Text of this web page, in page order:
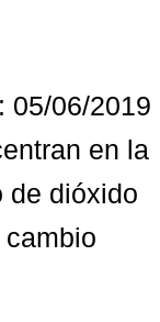
05/06/2019
en la
de dióxido